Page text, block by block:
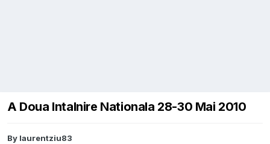
A Doua Intalnire Nationala 28-30 Mai 2010
By laurentziu83